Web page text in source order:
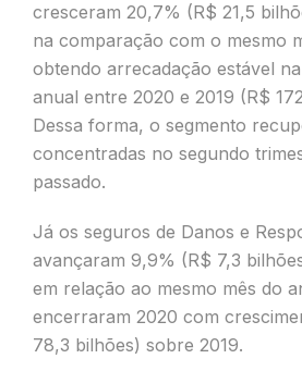
cresceram 20,7% (R$ 21,5
na comparação com o mesmo
obtendo arrecadação estável
anual entre 2020 e 2019 (R$
Dessa forma, o segmento
concentradas no segundo
passado.
Já os seguros de Danos e
avançaram 9,9% (R$ 7,3
em relação ao mesmo mês do
encerraram 2020 com
78,3 bilhões) sobre 2019.